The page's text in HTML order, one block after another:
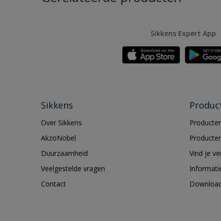
Sikkens Expert App
Sikkens
Over Sikkens
AkzoNobel
Duurzaamheid
Veelgestelde vragen
Contact
Vind je